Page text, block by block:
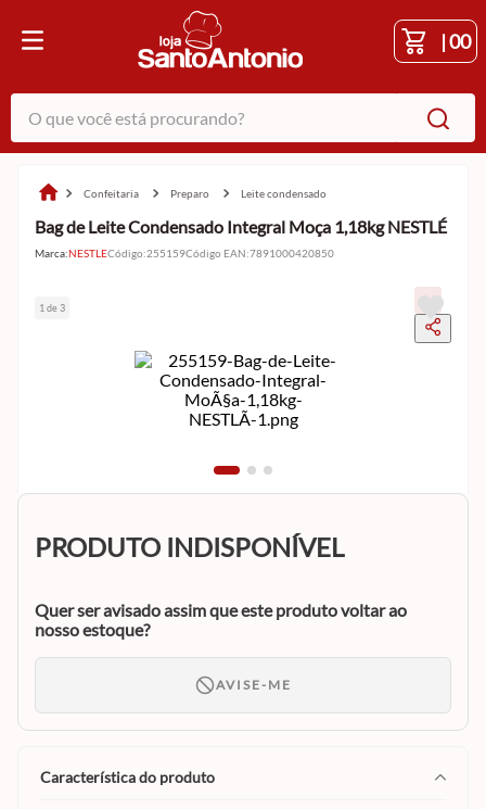
|00
O que você está procurando?
confeitaria preparo leite condensado
Bag de Leite Condensado Integral Moça 1,18kg NESTLÉ
Marca:NESTLECódigo:255159Código EAN:7891000420850
1 de 3
PRODUTO INDISPONÍVEL
Quer ser avisado assim que este produto voltar ao
nosso estoque?
AVISE-ME
característica do produto